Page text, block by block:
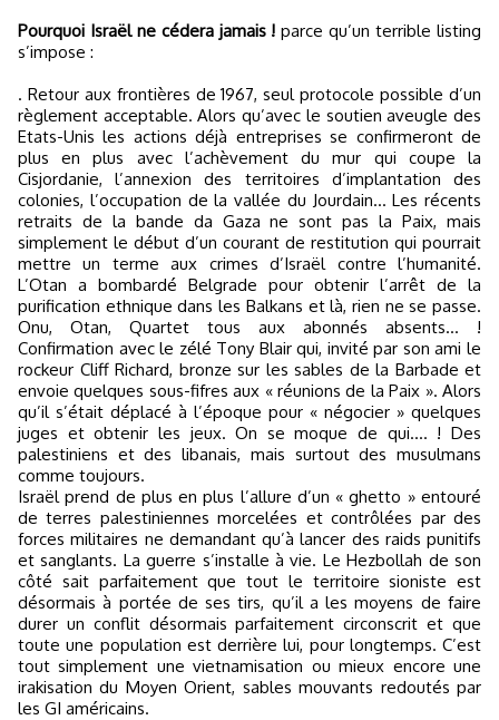
Pourquoi Israël ne cédera jamais ! parce qu’un terrible listing
s’impose :
. Retour aux frontières de 1967, seul protocole possible d’un
règlement acceptable. Alors qu’avec le soutien aveugle des
Etats-Unis les actions déjà entreprises se confirmeront de
plus en plus avec l’achèvement du mur qui coupe la
Cisjordanie, l’annexion des territoires d’implantation des
colonies, l’occupation de la vallée du Jourdain… Les récents
retraits de la bande da Gaza ne sont pas la Paix, mais
simplement le début d’un courant de restitution qui pourrait
mettre un terme aux crimes d’Israël contre l’humanité.
L’Otan a bombardé Belgrade pour obtenir l’arrêt de la
purification ethnique dans les Balkans et là, rien ne se passe.
Onu, Otan, Quartet tous aux abonnés absents… !
Confirmation avec le zélé Tony Blair qui, invité par son ami le
rockeur Cliff Richard, bronze sur les sables de la Barbade et
envoie quelques sous-fifres aux « réunions de la Paix ». Alors
qu’il s’était déplacé à l’époque pour « négocier » quelques
juges et obtenir les jeux. On se moque de qui.... ! Des
palestiniens et des libanais, mais surtout des musulmans
comme toujours.
Israël prend de plus en plus l’allure d’un « ghetto » entouré
de terres palestiniennes morcelées et contrôlées par des
forces militaires ne demandant qu’à lancer des raids punitifs
et sanglants. La guerre s’installe à vie. Le Hezbollah de son
côté sait parfaitement que tout le territoire sioniste est
désormais à portée de ses tirs, qu’il a les moyens de faire
durer un conflit désormais parfaitement circonscrit et que
toute une population est derrière lui, pour longtemps. C’est
tout simplement une vietnamisation ou mieux encore une
irakisation du Moyen Orient, sables mouvants redoutés par
les GI américains.